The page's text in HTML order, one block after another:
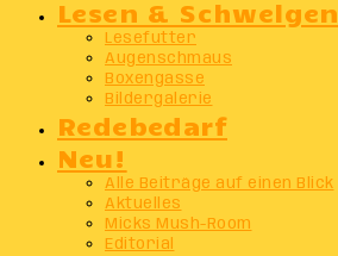
Lesen & Schwelgen
Lesefutter
Augenschmaus
Boxengasse
Bildergalerie
Redebedarf
Neu!
Alle Beiträge auf einen Blick
Aktuelles
Micks Mush-Room
Editorial